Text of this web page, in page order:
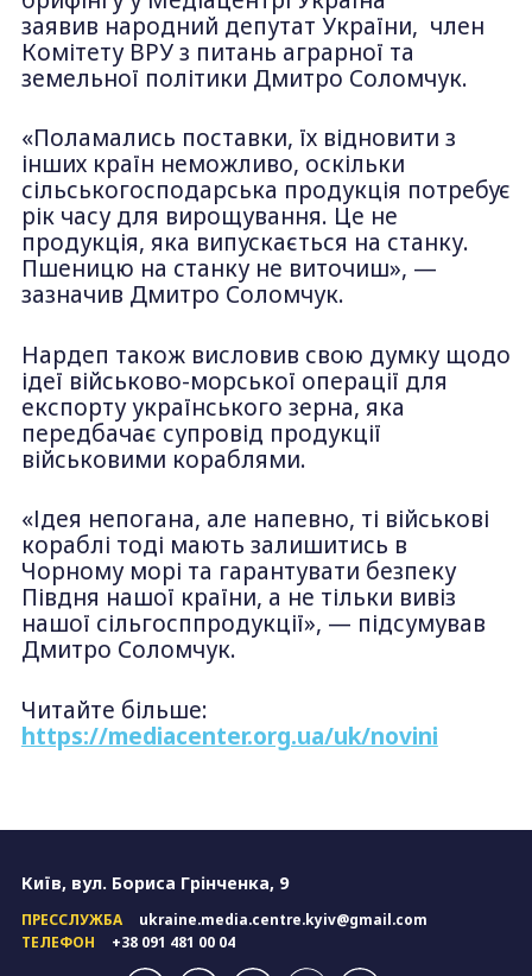
заявив народний депутат України, член
Комітету ВРУ з питань аграрної та
земельної політики Дмитро Соломчук.
«Поламались поставки, їх відновити з
інших країн неможливо, оскільки
сільськогосподарська продукція потребує
рік часу для вирощування. Це не
продукція, яка випускається на станку.
Пшеницю на станку не виточиш», —
зазначив Дмитро Соломчук.
Нардеп також висловив свою думку щодо
ідеї військово-морської операції для
експорту українського зерна, яка
передбачає супровід продукції
військовими кораблями.
«Ідея непогана, але напевно, ті військові
кораблі тоді мають залишитись в
Чорному морі та гарантувати безпеку
Півдня нашої країни, а не тільки вивіз
нашої сільгосппродукції», — підсумував
Дмитро Соломчук.
Читайте більше:
https://mediacenter.org.ua/uk/novini
Київ, вул. Бориса Грінченка, 9
ПРЕССЛУЖБА
ukraine.media.centre.kyiv@gmail.com
ТЕЛЕФОН
+38 091 481 00 04